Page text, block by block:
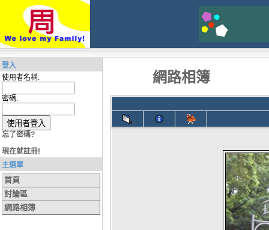
登入
使用者名稱:
密碼:
忘了密碼?
現在就註冊!
主選單
首頁
討論區
網路相簿
網路相簿